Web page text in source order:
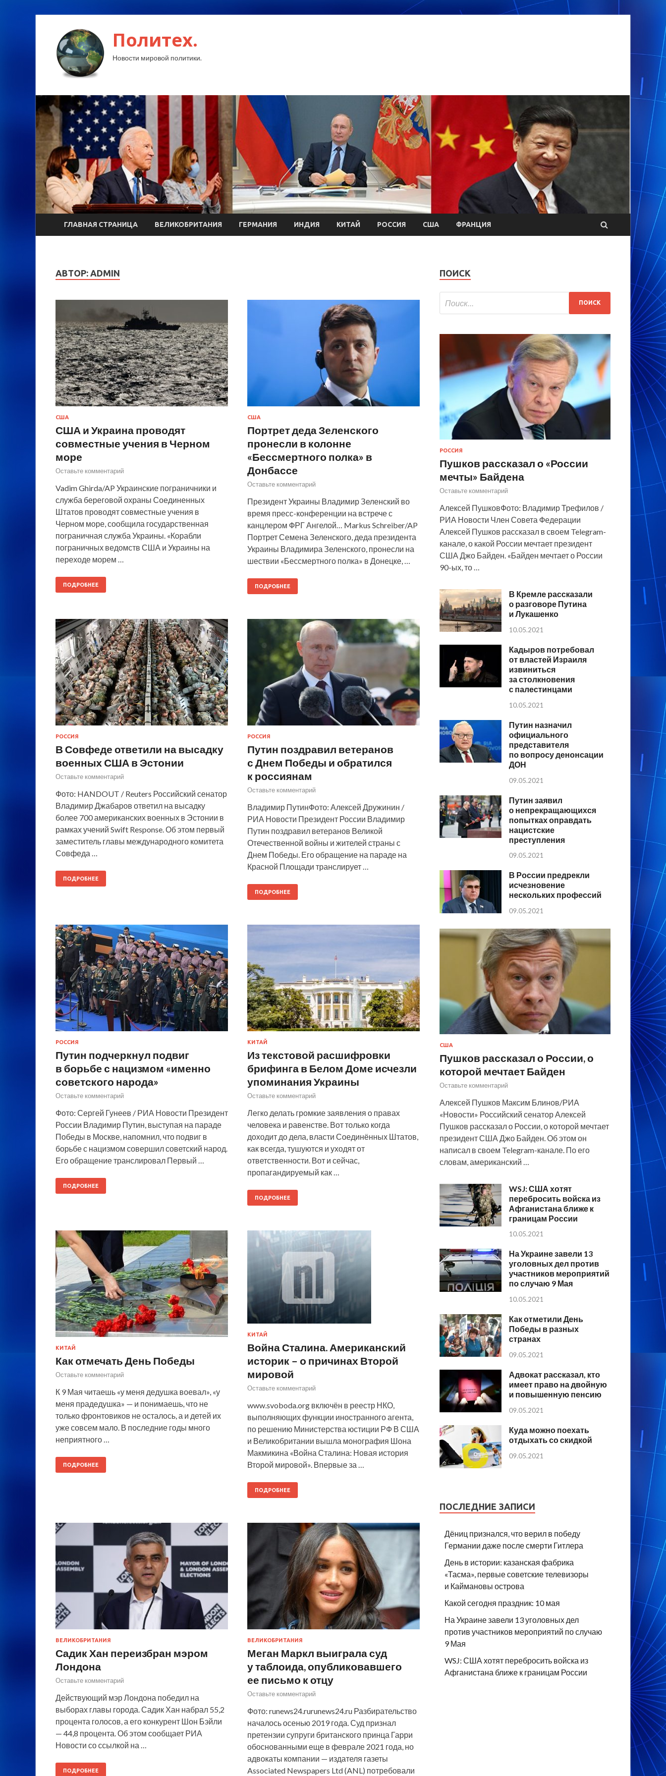
Политех.
Новости мировой политики.
ГЛАВНАЯ СТРАНИЦА ВЕЛИКОБРИТАНИЯ ГЕРМАНИЯ ИНДИЯ КИТАЙ РОССИЯ США ФРАНЦИЯ
АВТОР: ADMIN
США
США и Украина проводят
совместные учения в Черном
море
Оставьте комментарий
Vadim Ghirda/AP Украинские пограничники и
служба береговой охраны Соединенных
Штатов проводят совместные учения в
Черном море, сообщила государственная
пограничная служба Украины. «Корабли
пограничных ведомств США и Украины на
переходе морем …
ПОДРОБНЕЕ
США
Портрет деда Зеленского
пронесли в колонне
«Бессмертного полка» в
Донбассе
Оставьте комментарий
Президент Украины Владимир Зеленский во
время пресс-конференции на встрече с
канцлером ФРГ Ангелой… Markus Schreiber/AP
Портрет Семена Зеленского, деда президента
Украины Владимира Зеленского, пронесли на
шествии «Бессмертного полка» в Донецке, …
ПОДРОБНЕЕ
РОССИЯ
В Совфеде ответили на высадку
военных США в Эстонии
Оставьте комментарий
Фото: HANDOUT / Reuters Российский сенатор
Владимир Джабаров ответил на высадку
более 700 американских военных в Эстонии в
рамках учений Swift Response. Об этом первый
заместитель главы международного комитета
Совфеда …
ПОДРОБНЕЕ
РОССИЯ
Путин поздравил ветеранов
с Днем Победы и обратился
к россиянам
Оставьте комментарий
Владимир ПутинФото: Алексей Дружинин /
РИА Новости Президент России Владимир
Путин поздравил ветеранов Великой
Отечественной войны и жителей страны с
Днем Победы. Его обращение на параде на
Красной Площади транслирует …
ПОДРОБНЕЕ
РОССИЯ
Путин подчеркнул подвиг
в борьбе с нацизмом «именно
советского народа»
Оставьте комментарий
Фото: Сергей Гунеев / РИА Новости Президент
России Владимир Путин, выступая на параде
Победы в Москве, напомнил, что подвиг в
борьбе с нацизмом совершил советский народ.
Его обращение транслировал Первый …
ПОДРОБНЕЕ
КИТАЙ
Из текстовой расшифровки
брифинга в Белом Доме исчезли
упоминания Украины
Оставьте комментарий
Легко делать громкие заявления о правах
человека и равенстве. Вот только когда
доходит до дела, власти Соединённых Штатов,
как всегда, тушуются и уходят от
ответственности. Вот и сейчас,
пропагандируемый как …
ПОДРОБНЕЕ
КИТАЙ
Как отмечать День Победы
Оставьте комментарий
К 9 Мая читаешь «у меня дедушка воевал», «у
меня прадедушка» — и понимаешь, что не
только фронтовиков не осталось, а и детей их
уже совсем мало. В последние годы много
неприятного …
ПОДРОБНЕЕ
КИТАЙ
Война Сталина. Американский
историк – о причинах Второй
мировой
Оставьте комментарий
www.svoboda.org включён в реестр НКО,
выполняющих функции иностранного агента,
по решению Министерства юстиции РФ В США
и Великобритании вышла монография Шона
Макмикина «Война Сталина: Новая история
Второй мировой». Впервые за …
ПОДРОБНЕЕ
ВЕЛИКОБРИТАНИЯ
Садик Хан переизбран мэром
Лондона
Оставьте комментарий
Действующий мэр Лондона победил на
выборах главы города. Садик Хан набрал 55,2
процента голосов, а его конкурент Шон Бэйли
— 44,8 процента. Об этом сообщает РИА
Новости со ссылкой на …
ПОДРОБНЕЕ
ВЕЛИКОБРИТАНИЯ
Меган Маркл выиграла суд
у таблоида, опубликовавшего
ее письмо к отцу
Оставьте комментарий
Фото: runews24.rurunews24.ru Разбирательство
началось осенью 2019 года. Суд признал
претензии супруги британского принца Гарри
обоснованными еще в феврале 2021 года, но
адвокаты компании — издателя газеты
Associated Newspapers Ltd (ANL) потребовали
ПОИСК
РОССИЯ
Пушков рассказал о «России
мечты» Байдена
Оставьте комментарий
Алексей ПушковФото: Владимир Трефилов /
РИА Новости Член Совета Федерации
Алексей Пушков рассказал в своем Telegram-
канале, о какой России мечтает президент
США Джо Байден. «Байден мечтает о России
90-ых, то …
В Кремле рассказали
о разговоре Путина
и Лукашенко
10.05.2021
Кадыров потребовал
от властей Израиля
извиниться
за столкновения
с палестинцами
10.05.2021
Путин назначил
официального
представителя
по вопросу денонсации
ДОН
09.05.2021
Путин заявил
о непрекращающихся
попытках оправдать
нацистские
преступления
09.05.2021
В России предрекли
исчезновение
нескольких профессий
09.05.2021
США
Пушков рассказал о России, о
которой мечтает Байден
Оставьте комментарий
Алексей Пушков Максим Блинов/РИА
«Новости» Российский сенатор Алексей
Пушков рассказал о России, о которой мечтает
президент США Джо Байден. Об этом он
написал в своем Telegram-канале. По его
словам, американский …
WSJ: США хотят
перебросить войска из
Афганистана ближе к
границам России
10.05.2021
На Украине завели 13
уголовных дел против
участников мероприятий
по случаю 9 Мая
10.05.2021
Как отметили День
Победы в разных
странах
09.05.2021
Адвокат рассказал, кто
имеет право на двойную
и повышенную пенсию
09.05.2021
Куда можно поехать
отдыхать со скидкой
09.05.2021
ПОСЛЕДНИЕ ЗАПИСИ
Дёниц признался, что верил в победу
Германии даже после смерти Гитлера
День в истории: казанская фабрика
«Тасма», первые советские телевизоры
и Каймановы острова
Какой сегодня праздник: 10 мая
На Украине завели 13 уголовных дел
против участников мероприятий по случаю
9 Мая
WSJ: США хотят перебросить войска из
Афганистана ближе к границам России